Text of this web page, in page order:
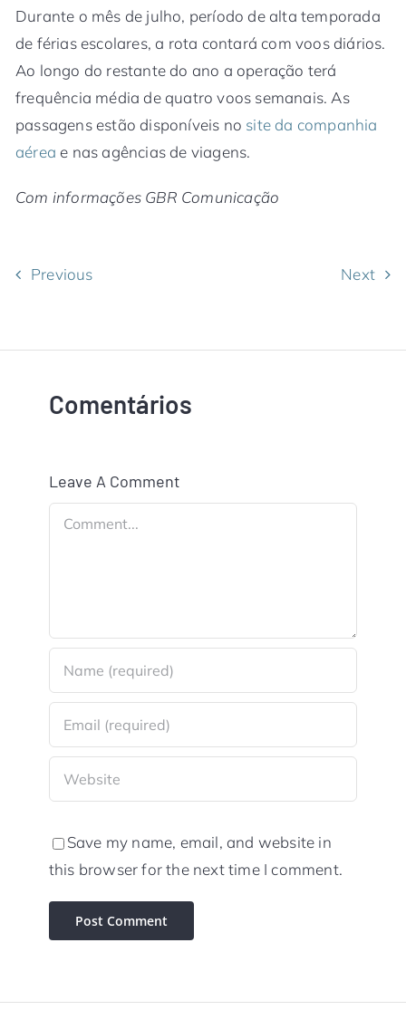
Durante o mês de julho, período de alta temporada
de férias escolares, a rota contará com voos diários.
Ao longo do restante do ano a operação terá
frequência média de quatro voos semanais. As
passagens estão disponíveis no site da companhia
aérea e nas agências de viagens.
Com informações GBR Comunicação
Previous Next
Comentários
Leave A Comment
Comment
Save my name, email, and website in
this browser for the next time I comment.